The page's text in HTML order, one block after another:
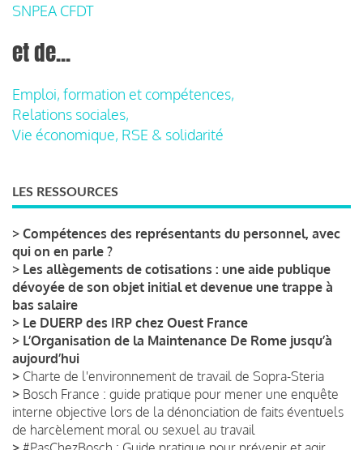
SNPEA CFDT
et de...
Emploi, formation et compétences,
Relations sociales,
Vie économique, RSE & solidarité
LES RESSOURCES
> Compétences des représentants du personnel, avec
qui on en parle ?
> Les allègements de cotisations : une aide publique
dévoyée de son objet initial et devenue une trappe à
bas salaire
> Le DUERP des IRP chez Ouest France
> L’Organisation de la Maintenance De Rome jusqu’à
aujourd’hui
> Charte de l'environnement de travail de Sopra-Steria
> Bosch France : guide pratique pour mener une enquête
interne objective lors de la dénonciation de faits éventuels
de harcèlement moral ou sexuel au travail